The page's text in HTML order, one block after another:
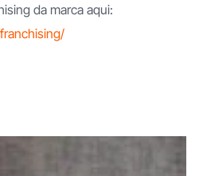
da marca aqui: